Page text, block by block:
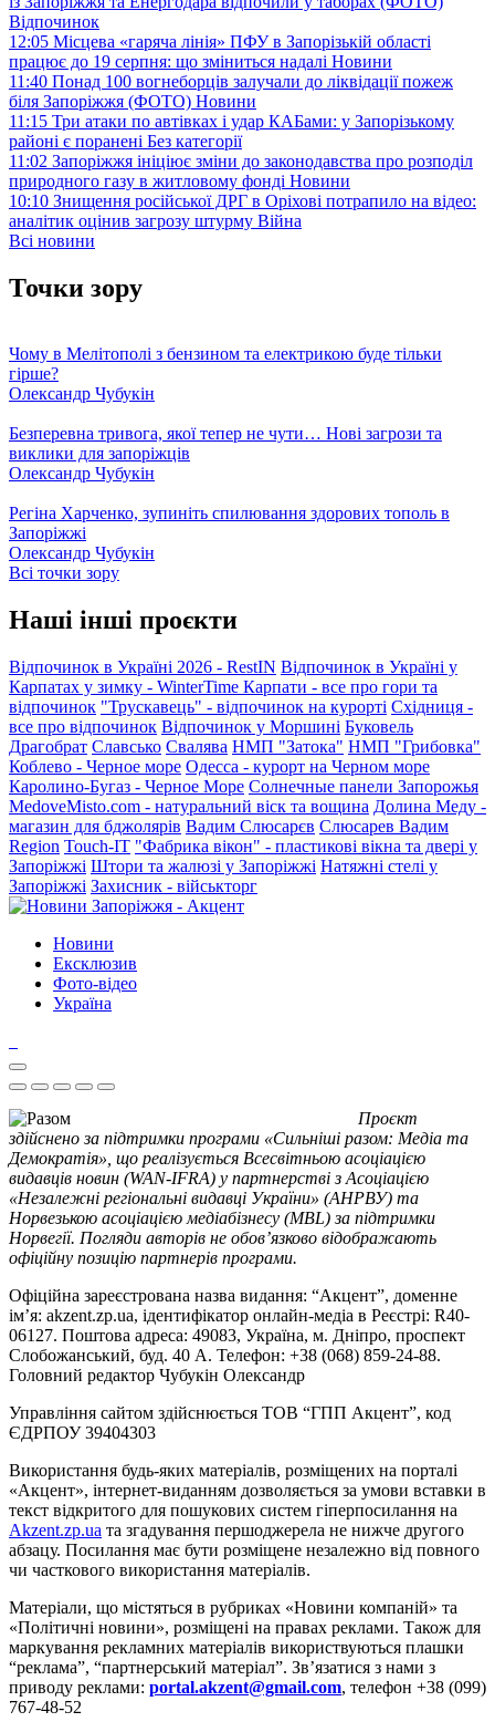
Відпочинок
12:05 Місцева «гаряча лінія» ПФУ в Запорізькій області
працює до 19 серпня: що зміниться надалі Новини
11:40 Понад 100 вогнеборців залучали до ліквідації пожеж
біля Запоріжжя (ФОТО) Новини
11:15 Три атаки по автівках і удар КАБами: у Запорізькому
районі є поранені Без категорії
11:02 Запоріжжя ініціює зміни до законодавства про розподіл
природного газу в житловому фонді Новини
10:10 Знищення російської ДРГ в Оріхові потрапило на відео:
аналітик оцінив загрозу штурму Війна
Всі новини
Точки зору
Чому в Мелітополі з бензином та електрикою буде тільки
гірше?
Олександр Чубукін
Безперевна тривога, якої тепер не чути… Нові загрози та
виклики для запоріжців
Олександр Чубукін
Регіна Харченко, зупиніть спилювання здорових тополь в
Запоріжжі
Олександр Чубукін
Всі точки зору
Наші інші проєкти
Відпочинок в Україні 2026 - RestIN Відпочинок в Україні у
Карпатах у зимку - WinterTime Карпати - все про гори та
відпочинок "Трускавець" - відпочинок на курорті Східниця -
все про відпочинок Відпочинок у Моршині Буковель
Драгобрат Славсько Свалява НМП "Затока" НМП "Грибовка"
Коблево - Черное море Одесса - курорт на Черном море
Каролино-Бугаз - Черное Море Солнечные панели Запорожья
MedoveMisto.com - натуральний віск та вощина Долина Меду -
магазин для бджолярів Вадим Слюсарєв Слюсарев Вадим
Region Touch-IT "Фабрика вікон" - пластикові вікна та двері у
Запоріжжі Штори та жалюзі у Запоріжжі Натяжні стелі у
Запоріжжі Захисник - військторг
Новини
Ексклюзив
Фото-відео
Україна
Проєкт
здійснено за підтримки програми «Сильніші разом: Медіа та
Демократія», що реалізується Всесвітньою асоціацією
видавців новин (WAN-IFRA) у партнерстві з Асоціацією
«Незалежні регіональні видавці України» (АНРВУ) та
Норвезькою асоціацією медіабізнесу (MBL) за підтримки
Норвегії. Погляди авторів не обов’язково відображають
офіційну позицію партнерів програми.
Офіційна зареєстрована назва видання: “Акцент”, доменне
ім’я: akzent.zp.ua, ідентифікатор онлайн-медіа в Реєстрі: R40-
06127. Поштова адреса: 49083, Україна, м. Дніпро, проспект
Слобожанський, буд. 40 А. Телефон: +38 (068) 859-24-88.
Головний редактор Чубукін Олександр
Управління сайтом здійснюється ТОВ “ГПП Акцент”, код
ЄДРПОУ 39404303
Використання будь-яких матеріалів, розміщених на порталі
«Акцент», інтернет-виданням дозволяється за умови вставки в
текст відкритого для пошукових систем гіперпосилання на
Akzent.zp.ua та згадування першоджерела не нижче другого
абзацу. Посилання має бути розміщене незалежно від повного
чи часткового використання матеріалів.
Матеріали, що містяться в рубриках «Новини компаній» та
«Політичні новини», розміщені на правах реклами. Також для
маркування рекламних матеріалів використвуються плашки
“реклама”, “партнерський матеріал”. Зв’язатися з нами з
приводу реклами: portal.akzent@gmail.com, телефон +38 (099)
767-48-52